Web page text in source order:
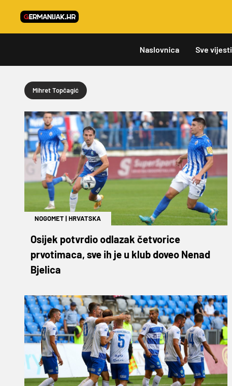
Naslovnica Sve vijesti
Mihret Topčagić
NOGOMET|HRVATSKA
Osijek potvrdio odlazak četvorice
prvotimaca, sve ih je u klub doveo Nenad
Bjelica